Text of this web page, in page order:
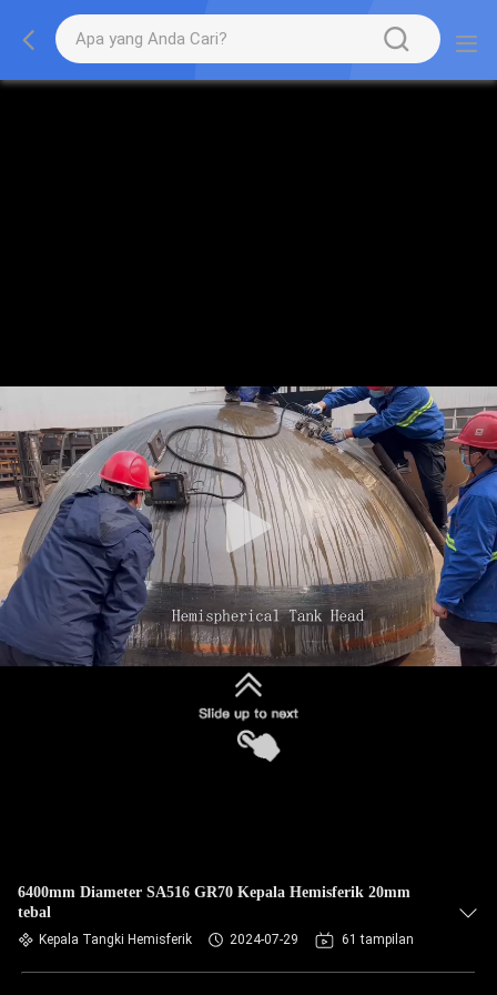
6400mm Diameter SA516 GR70 Kepala Hemisferik 20mm
tebal
Kepala Tangki Hemisferik 2024-07-29 61 tampilan